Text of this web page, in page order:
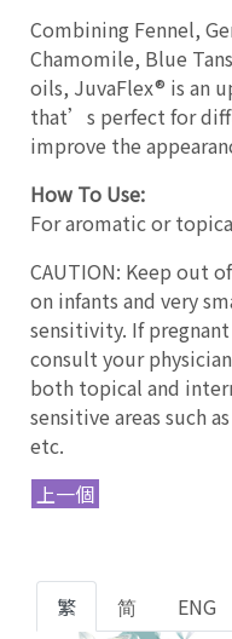
Combining Fennel,
Chamomile, Blue
oils, JuvaFlex® is an
that’s perfect for
improve the
How To Use:
For aromatic or
CAUTION: Keep out
on infants and very
sensitivity. If
consult your
both topical and
sensitive areas such
etc.
上一個
繁 简 ENG